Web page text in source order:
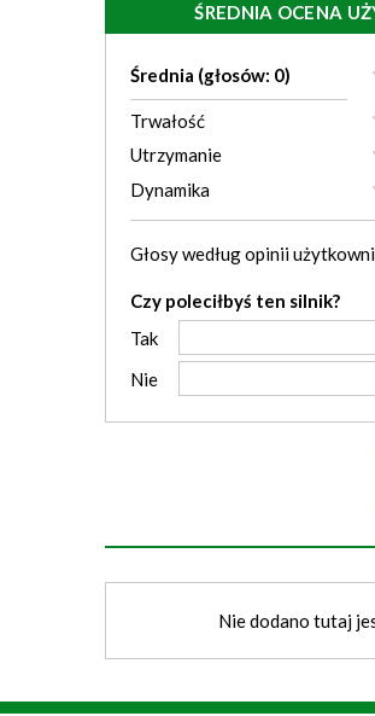
ŚREDNIA OCENA
Średnia (głosów: 0)
Trwałość
Utrzymanie
Dynamika
Głosy wedługopinii
Czy poleciłbyś ten silnik?
Tak
Nie
Nie dodano tutaj